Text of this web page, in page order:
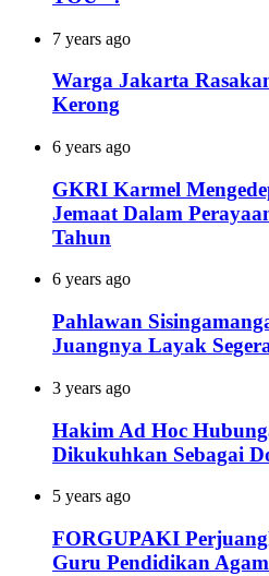
7 years ago
Warga Jakarta
Kerong
6 years ago
GKRI Karmel
Jemaat Dalam
Tahun
6 years ago
Pahlawan
Juangnya Layak
3 years ago
Hakim Ad Hoc
Dikukuhkan Sebagai
5 years ago
FORGUPAKI
Guru Pendidikan